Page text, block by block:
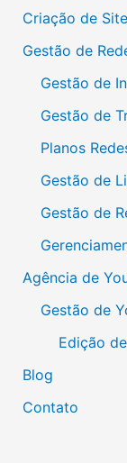
Criação de
Gestão de
Gestão de
Gestão de
Planos
Gestão de
Gestão de
Agência de
Gestão de
Edição
Blog
Contato